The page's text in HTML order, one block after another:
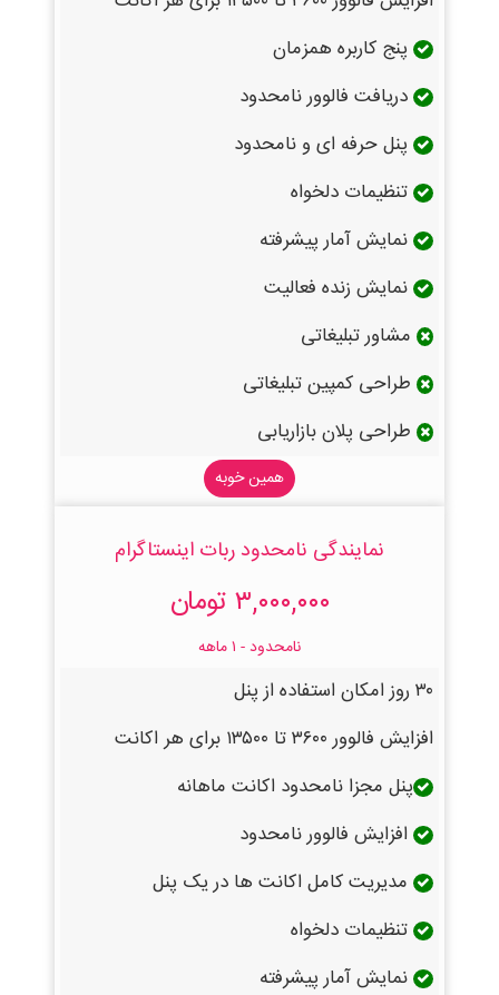
پنج کاربره همزمان
دریافت فالوور نامحدود
پنل حرفه ای و نامحدود
تنظیمات دلخواه
نمایش آمار پیشرفته
نمایش زنده فعالیت
مشاور تبلیغاتی
طراحی کمپین تبلیغاتی
طراحی پلان بازاریابی
همین خوبه
نمایندگی نامحدود ربات اینستاگرام
۳,۰۰۰,۰۰۰ تومان
نامحدود - ۱ ماهه
۳۰ روز امکان استفاده از پنل
افزایش فالوور ۳۶۰۰ تا ۱۳۵۰۰ برای هر اکانت
پنل مجزا نامحدود اکانت ماهانه
افزایش فالوور نامحدود
مدیریت کامل اکانت ها در یک پنل
تنظیمات دلخواه
نمایش آمار پیشرفته